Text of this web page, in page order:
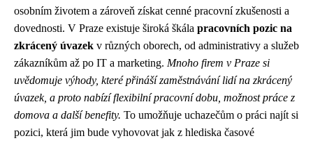
osobním životem a zároveň získat cenné pracovní zkušenosti a
dovednosti. V Praze existuje široká škála pracovních pozic na
zkrácený úvazek v různých oborech, od administrativy a služeb
zákazníkům až po IT a marketing. Mnoho firem v Praze si
uvědomuje výhody, které přináší zaměstnávání lidí na zkrácený
úvazek, a proto nabízí flexibilní pracovní dobu, možnost práce z
domova a další benefity. To umožňuje uchazečům o práci najít si
pozici, která jim bude vyhovovat jak z hlediska časové